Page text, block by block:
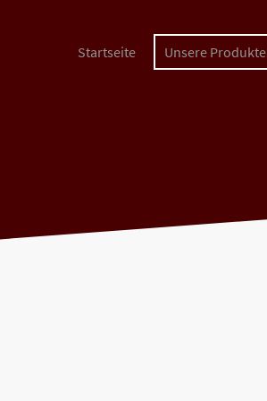
Startseite Unsere Produkte